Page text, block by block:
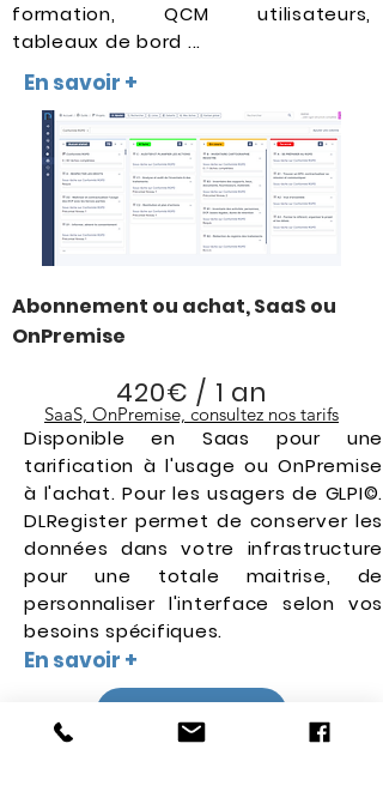
formation, QCM utilisateurs,
tableaux de bord ...
En savoir +
Abonnement ou achat, SaaS ou
OnPremise
420€ / 1 an
SaaS, OnPremise, consultez nos tarifs
Disponible en Saas pour une
tarification à l'usage ou OnPremise
à l'achat. Pour les usagers de GLPI©.
DLRegister permet de conserver les
données dans votre infrastructure
pour une totale maitrise, de
personnaliser l'interface selon vos
besoins spécifiques.
En savoir +